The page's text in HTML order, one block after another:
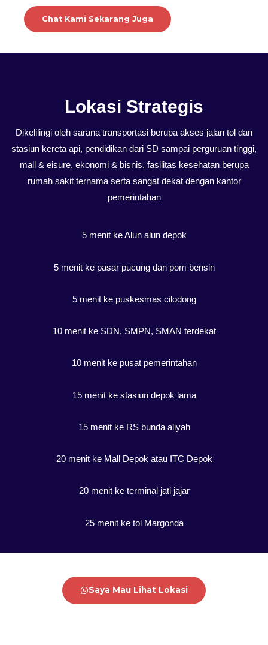
Chat Kami Sekarang Juga
Lokasi Strategis
Dikelilingi oleh sarana transportasi berupa akses jalan tol dan
stasiun kereta api, pendidikan dari SD sampai perguruan tinggi,
mall & eisure, ekonomi & bisnis, fasilitas kesehatan berupa
rumah sakit ternama serta sangat dekat dengan kantor
pemerintahan
5 menit ke Alun alun depok
5 menit ke pasar pucung dan pom bensin
5 menit ke puskesmas cilodong
10 menit ke SDN, SMPN, SMAN terdekat
10 menit ke pusat pemerintahan
15 menit ke stasiun depok lama
15 menit ke RS bunda aliyah
20 menit ke Mall Depok atau ITC Depok
20 menit ke terminal jati jajar
25 menit ke tol Margonda
Saya Mau Lihat Lokasi